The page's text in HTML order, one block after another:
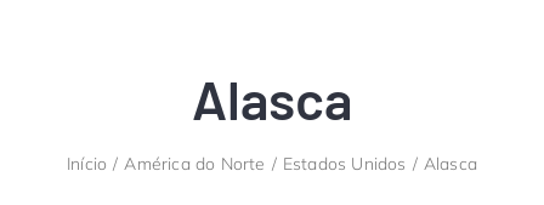
Alasca
Início América do Norte Estados Unidos Alasca